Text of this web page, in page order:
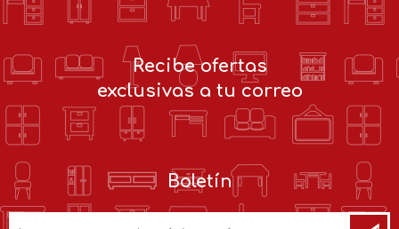
Recibe ofertas
exclusivas a tu correo
Boletín